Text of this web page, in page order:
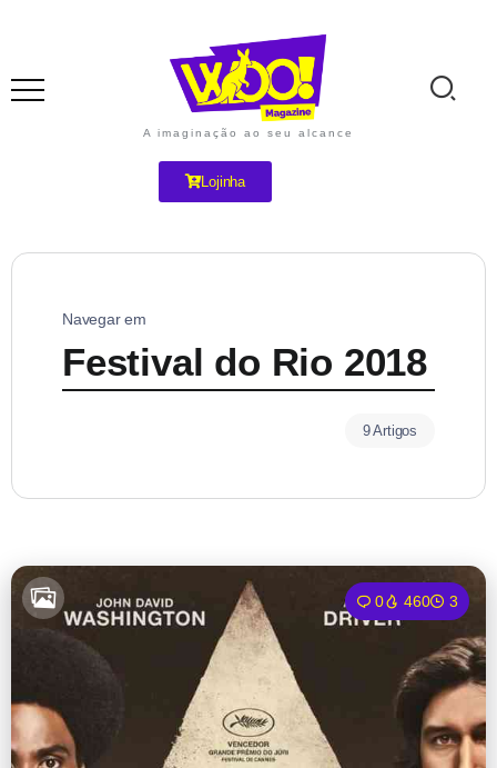
A imaginação ao seu alcance
Lojinha
Navegar em
Festival do Rio 2018
9 Artigos
0 460 3